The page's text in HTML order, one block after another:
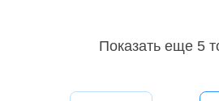
Показать еще 5